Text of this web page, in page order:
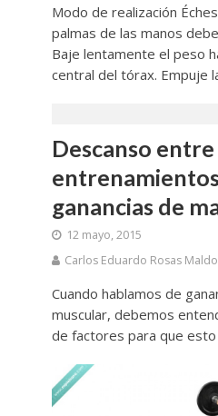
Modo de realización
palmas de las manos
Baje lentamente el peso
central del tórax. Empuje
Descanso
ganancias de
12 mayo, 2015
Carlos Eduardo Rosas
Cuando hablamos de
muscular, debemos
de factores para que esto